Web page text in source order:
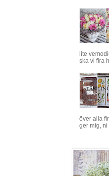
lite
ska vi fira
över alla
ger mig, ni